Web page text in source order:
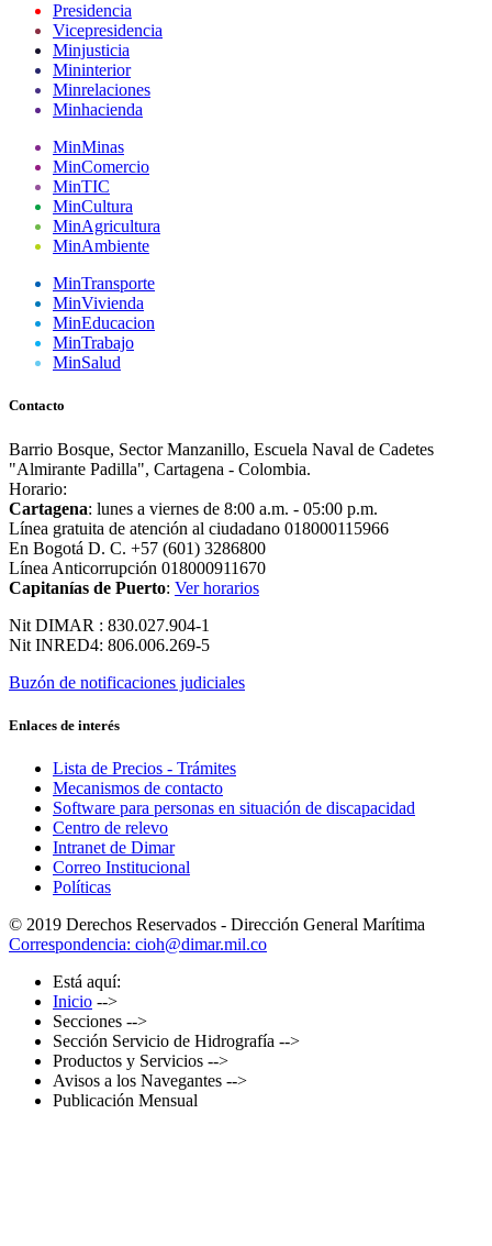
Presidencia
Vicepresidencia
Minjusticia
Mininterior
Minrelaciones
Minhacienda
MinMinas
MinComercio
MinTIC
MinCultura
MinAgricultura
MinAmbiente
MinTransporte
MinVivienda
MinEducacion
MinTrabajo
MinSalud
Contacto
Barrio Bosque, Sector Manzanillo, Escuela Naval de Cadetes
"Almirante Padilla", Cartagena - Colombia.
Horario:
Cartagena: lunes a viernes de 8:00 a.m. - 05:00 p.m.
Línea gratuita de atención al ciudadano 018000115966
En Bogotá D. C. +57 (601) 3286800
Línea Anticorrupción 018000911670
Capitanías de Puerto: Ver horarios
Nit DIMAR : 830.027.904-1
Nit INRED4: 806.006.269-5
Buzón de notificaciones judiciales
Enlaces de interés
Lista de Precios - Trámites
Mecanismos de contacto
Software para personas en situación de discapacidad
Centro de relevo
Intranet de Dimar
Correo Institucional
Políticas
© 2019 Derechos Reservados - Dirección General Marítima
Correspondencia: cioh@dimar.mil.co
Está aquí:
Inicio -->
Secciones -->
Sección Servicio de Hidrografía -->
Productos y Servicios -->
Avisos a los Navegantes -->
Publicación Mensual